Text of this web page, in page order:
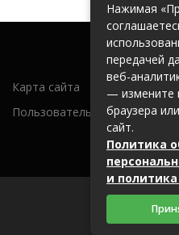
Карта сайта
Пользовательское
2026 (c)
Нажимая
передачей
веб-
— измените
браузера
сайт.
Политика
и